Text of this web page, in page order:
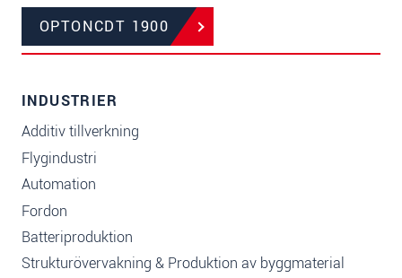
OPTONCDT 1900
INDUSTRIER
Additiv tillverkning
Flygindustri
Automation
Fordon
Batteriproduktion
Strukturövervakning & Produktion av byggmaterial